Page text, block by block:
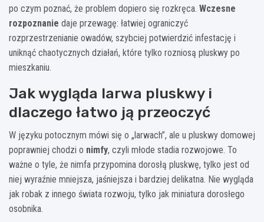
po czym poznać, że problem dopiero się rozkręca. Wczesne
rozpoznanie daje przewagę: łatwiej ograniczyć
rozprzestrzenianie owadów, szybciej potwierdzić infestację i
uniknąć chaotycznych działań, które tylko rozniosą pluskwy po
mieszkaniu.
Jak wygląda larwa pluskwy i
dlaczego łatwo ją przeoczyć
W języku potocznym mówi się o „larwach”, ale u pluskwy domowej
poprawniej chodzi o nimfy, czyli młode stadia rozwojowe. To
ważne o tyle, że nimfa przypomina dorosłą pluskwę, tylko jest od
niej wyraźnie mniejsza, jaśniejsza i bardziej delikatna. Nie wygląda
jak robak z innego świata rozwoju, tylko jak miniatura dorosłego
osobnika.